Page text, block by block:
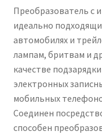
Преобразователь с
идеально
автомобилях и
лампам, бритвам и
качестве
электронных
мобильных
Соединен
способен